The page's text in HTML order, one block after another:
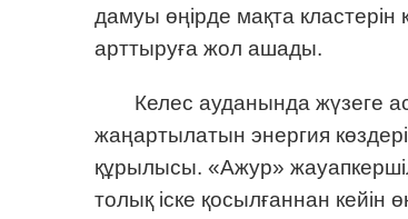
дамуы өңірде мақта
арттыруға жол ашады.
Келес ауданында жүзеге
жаңартылатын энергия
құрылысы. «Ажур»
толық іске қосылғаннан кейін